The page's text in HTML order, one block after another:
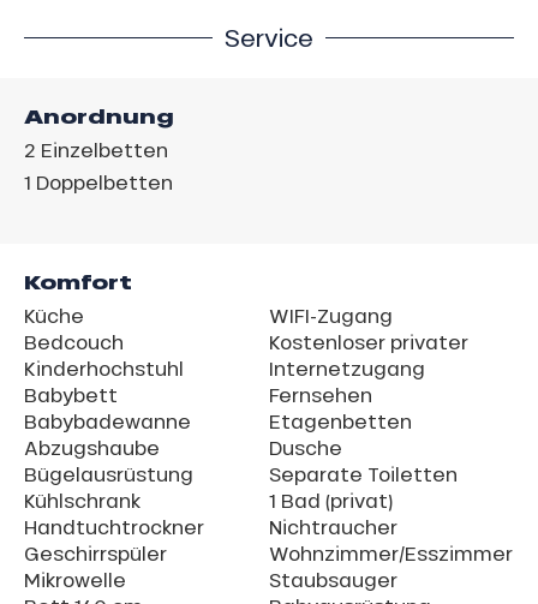
Service
Anordnung
2 Einzelbetten
1 Doppelbetten
Komfort
Küche
Bedcouch
Kinderhochstuhl
Babybett
Babybadewanne
Abzugshaube
Bügelausrüstung
Kühlschrank
Handtuchtrockner
Geschirrspüler
Mikrowelle
WIFI-Zugang
Kostenloser privater
Internetzugang
Fernsehen
Etagenbetten
Dusche
Separate Toiletten
1 Bad (privat)
Nichtraucher
Wohnzimmer/Esszimmer
Staubsauger